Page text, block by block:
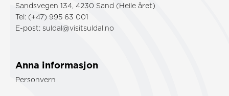
Sandsvegen 134, 4230 Sand (Heile året)
Tel: (+47) 995 63 001
E-post: suldal@visitsuldal.no
Anna informasjon
Personvern